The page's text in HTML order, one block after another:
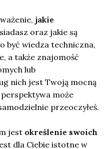
jakie
oraz jakie są
być wiedza techniczna,
a także znajomość
lub
nich jest Twoją mocną
może
przeoczyłeś.
jest określenie swoich
dla Ciebie istotne w